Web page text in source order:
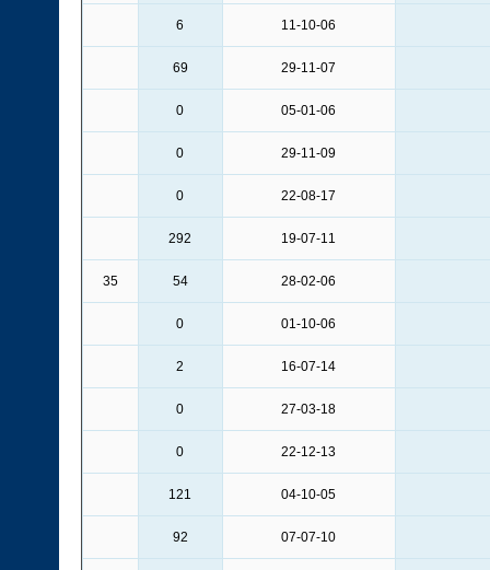
11-10-06
6
29-11-07
69
05-01-06
0
29-11-09
0
22-08-17
0
19-07-11
292
28-02-06
54
35
01-10-06
0
16-07-14
2
27-03-18
0
22-12-13
0
04-10-05
121
07-07-10
92